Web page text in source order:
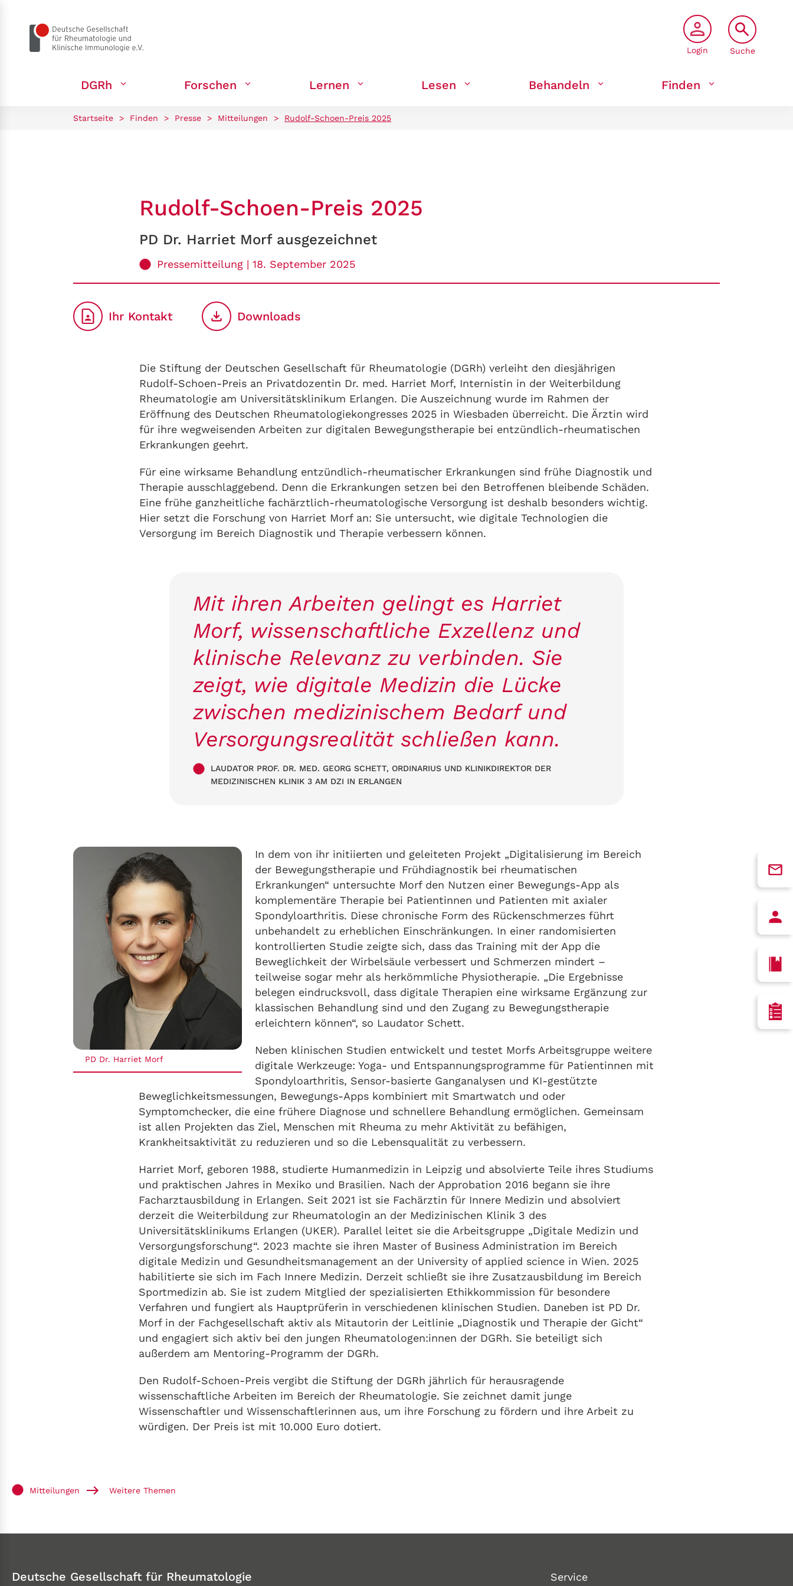
Suche
Login
DGRh Forschen Lernen Lesen Behandeln Finden
Startseite > Finden > Presse > Mitteilungen > Rudolf-Schoen-Preis 2025
Rudolf-Schoen-Preis 2025
PD Dr. Harriet Morf ausgezeichnet
Pressemitteilung | 18. September 2025
Ihr Kontakt Downloads
Die Stiftung der Deutschen Gesellschaft für Rheumatologie (DGRh) verleiht den diesjährigen
Rudolf-Schoen-Preis an Privatdozentin Dr. med. Harriet Morf, Internistin in der Weiterbildung
Rheumatologie am Universitätsklinikum Erlangen. Die Auszeichnung wurde im Rahmen der
Eröffnung des Deutschen Rheumatologiekongresses 2025 in Wiesbaden überreicht. Die Ärztin wird
für ihre wegweisenden Arbeiten zur digitalen Bewegungstherapie bei entzündlich-rheumatischen
Erkrankungen geehrt.
Für eine wirksame Behandlung entzündlich-rheumatischer Erkrankungen sind frühe Diagnostik und
Therapie ausschlaggebend. Denn die Erkrankungen setzen bei den Betroffenen bleibende Schäden.
Eine frühe ganzheitliche fachärztlich-rheumatologische Versorgung ist deshalb besonders wichtig.
Hier setzt die Forschung von Harriet Morf an: Sie untersucht, wie digitale Technologien die
Versorgung im Bereich Diagnostik und Therapie verbessern können.
Mit ihren Arbeiten gelingt es Harriet
Morf, wissenschaftliche Exzellenz und
klinische Relevanz zu verbinden. Sie
zeigt, wie digitale Medizin die Lücke
zwischen medizinischem Bedarf und
Versorgungsrealität schließen kann.
LAUDATOR PROF. DR. MED. GEORG SCHETT, ORDINARIUS UND KLINIKDIREKTOR DER
MEDIZINISCHEN KLINIK 3 AM DZI IN ERLANGEN
PD Dr. Harriet Morf
In dem von ihr initiierten und geleiteten Projekt „Digitalisierung im Bereich
der Bewegungstherapie und Frühdiagnostik bei rheumatischen
Erkrankungen“ untersuchte Morf den Nutzen einer Bewegungs-App als
komplementäre Therapie bei Patientinnen und Patienten mit axialer
Spondyloarthritis. Diese chronische Form des Rückenschmerzes führt
unbehandelt zu erheblichen Einschränkungen. In einer randomisierten
kontrollierten Studie zeigte sich, dass das Training mit der App die
Beweglichkeit der Wirbelsäule verbessert und Schmerzen mindert –
teilweise sogar mehr als herkömmliche Physiotherapie. „Die Ergebnisse
belegen eindrucksvoll, dass digitale Therapien eine wirksame Ergänzung zur
klassischen Behandlung sind und den Zugang zu Bewegungstherapie
erleichtern können“, so Laudator Schett.
Neben klinischen Studien entwickelt und testet Morfs Arbeitsgruppe weitere
digitale Werkzeuge: Yoga- und Entspannungsprogramme für Patientinnen mit
Spondyloarthritis, Sensor-basierte Ganganalysen und KI-gestützte
Beweglichkeitsmessungen, Bewegungs-Apps kombiniert mit Smartwatch und oder
Symptomchecker, die eine frühere Diagnose und schnellere Behandlung ermöglichen. Gemeinsam
ist allen Projekten das Ziel, Menschen mit Rheuma zu mehr Aktivität zu befähigen,
Krankheitsaktivität zu reduzieren und so die Lebensqualität zu verbessern.
Harriet Morf, geboren 1988, studierte Humanmedizin in Leipzig und absolvierte Teile ihres Studiums
und praktischen Jahres in Mexiko und Brasilien. Nach der Approbation 2016 begann sie ihre
Facharztausbildung in Erlangen. Seit 2021 ist sie Fachärztin für Innere Medizin und absolviert
derzeit die Weiterbildung zur Rheumatologin an der Medizinischen Klinik 3 des
Universitätsklinikums Erlangen (UKER). Parallel leitet sie die Arbeitsgruppe „Digitale Medizin und
Versorgungsforschung“. 2023 machte sie ihren Master of Business Administration im Bereich
digitale Medizin und Gesundheitsmanagement an der University of applied science in Wien. 2025
habilitierte sie sich im Fach Innere Medizin. Derzeit schließt sie ihre Zusatzausbildung im Bereich
Sportmedizin ab. Sie ist zudem Mitglied der spezialisierten Ethikkommission für besondere
Verfahren und fungiert als Hauptprüferin in verschiedenen klinischen Studien. Daneben ist PD Dr.
Morf in der Fachgesellschaft aktiv als Mitautorin der Leitlinie „Diagnostik und Therapie der Gicht“
und engagiert sich aktiv bei den jungen Rheumatologen:innen der DGRh. Sie beteiligt sich
außerdem am Mentoring-Programm der DGRh.
Den Rudolf-Schoen-Preis vergibt die Stiftung der DGRh jährlich für herausragende
wissenschaftliche Arbeiten im Bereich der Rheumatologie. Sie zeichnet damit junge
Wissenschaftler und Wissenschaftlerinnen aus, um ihre Forschung zu fördern und ihre Arbeit zu
würdigen. Der Preis ist mit 10.000 Euro dotiert.
Mitteilungen Weitere Themen
Deutsche Gesellschaft für Rheumatologie
Service